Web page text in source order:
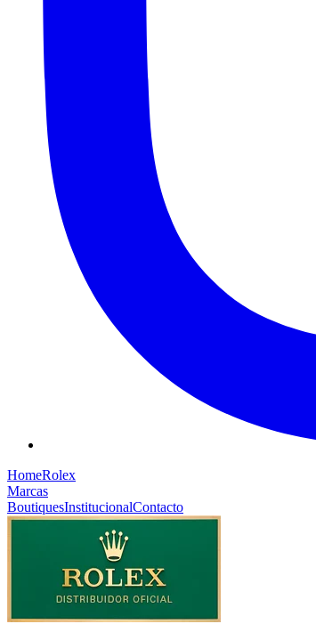
HomeRolex
Marcas
BoutiquesInstitucionalContacto